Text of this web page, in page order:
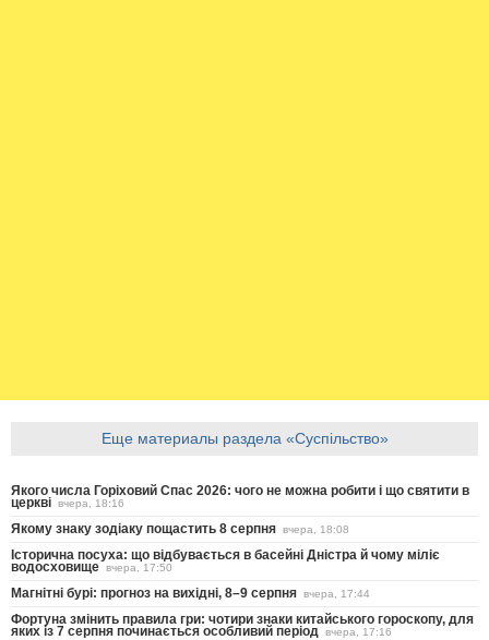
Еще материалы раздела «Суспільство»
Якого числа Горіховий Спас 2026: чого не можна робити і що святити в
церкві вчера, 18:16
Якому знаку зодіаку пощастить 8 серпня вчера, 18:08
Історична посуха: що відбувається в басейні Дністра й чому міліє
водосховище вчера, 17:50
Магнітні бурі: прогноз на вихідні, 8–9 серпня вчера, 17:44
Фортуна змінить правила гри: чотири знаки китайського гороскопу, для
яких із 7 серпня починається особливий період вчера, 17:16